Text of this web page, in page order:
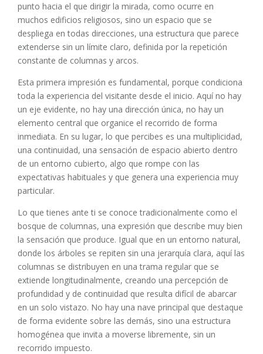
punto hacia el que dirigir la mirada, como ocurre en
muchos edificios religiosos, sino un espacio que se
despliega en todas direcciones, una estructura que parece
extenderse sin un límite claro, definida por la repetición
constante de columnas y arcos.
Esta primera impresión es fundamental, porque condiciona
toda la experiencia del visitante desde el inicio. Aquí no hay
un eje evidente, no hay una dirección única, no hay un
elemento central que organice el recorrido de forma
inmediata. En su lugar, lo que percibes es una multiplicidad,
una continuidad, una sensación de espacio abierto dentro
de un entorno cubierto, algo que rompe con las
expectativas habituales y que genera una experiencia muy
particular.
Lo que tienes ante ti se conoce tradicionalmente como el
bosque de columnas, una expresión que describe muy bien
la sensación que produce. Igual que en un entorno natural,
donde los árboles se repiten sin una jerarquía clara, aquí las
columnas se distribuyen en una trama regular que se
extiende longitudinalmente, creando una percepción de
profundidad y de continuidad que resulta difícil de abarcar
en un solo vistazo. No hay una nave principal que destaque
de forma evidente sobre las demás, sino una estructura
homogénea que invita a moverse libremente, sin un
recorrido impuesto.